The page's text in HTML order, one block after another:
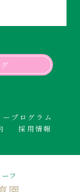
ープログラム
採用情報
フ